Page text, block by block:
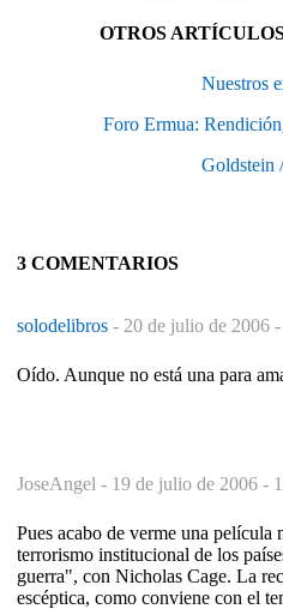
OTROS
Nuestros
Foro Ermua:
Goldstein
3 COMENTARIOS
solodelibros - 20 de julio de 2006
Oído. Aunque no está una para
JoseAngel - 19 de julio de 2006 -
Pues acabo de verme una película
terrorismo institucional de los
guerra", con Nicholas Cage. La
escéptica, como conviene con el